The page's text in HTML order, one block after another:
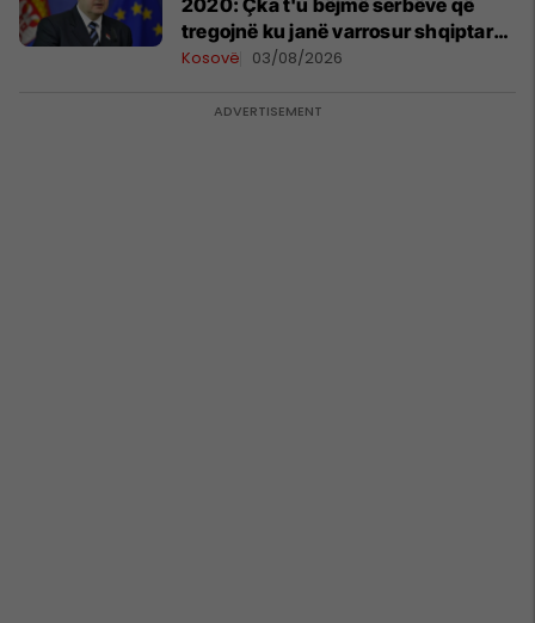
2020: Çka t'u bëjmë serbëve që
tregojnë ku janë varrosur shqiptarët
në Serbi
Kosovë 03/08/2026